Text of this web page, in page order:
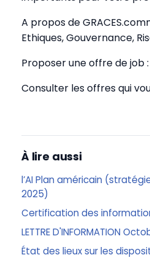
A propos de
Ethiques, Gouvernance,
Proposer une offre de job :
Consulter les offres qui
À lire aussi
l’AI Plan américain
2025)
Certification des
LETTRE D'INFORMATION
État des lieux sur les